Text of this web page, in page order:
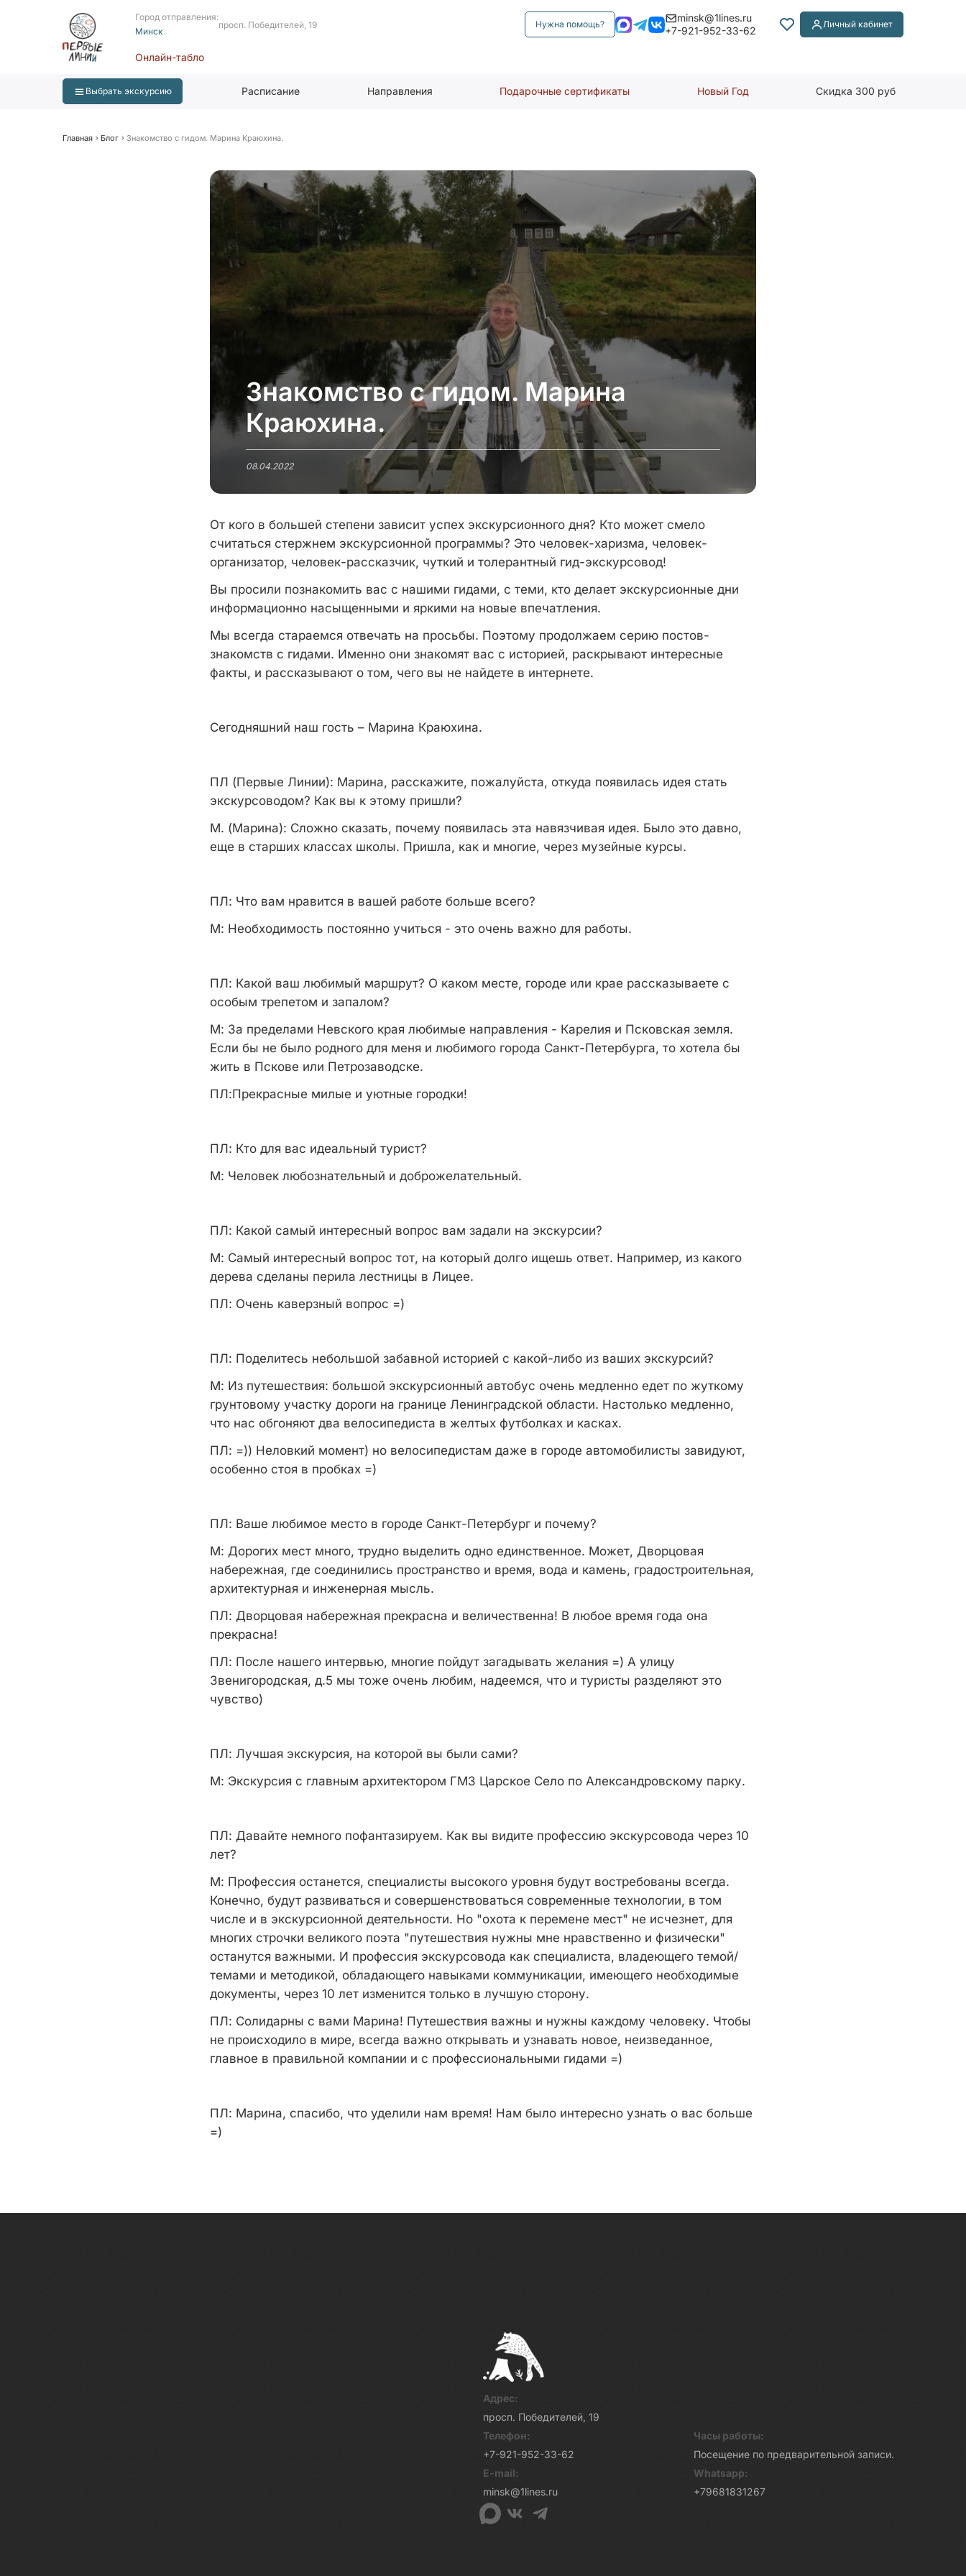
Город отправления:
Минск
просп. Победителей, 19 Нужна помощь?
minsk@1lines.ru
+7-921-952-33-62
Личный кабинет
Онлайн-табло
Выбрать экскурсию Расписание Направления Подарочные сертификаты Новый Год Скидка 300 руб
Главная Блог Знакомство с гидом. Марина Краюхина.
Знакомство с гидом. Марина
Краюхина.
08.04.2022
От кого в большей степени зависит успех экскурсионного дня? Кто может смело
считаться стержнем экскурсионной программы? Это человек-харизма, человек-
организатор, человек-рассказчик, чуткий и толерантный гид-экскурсовод!
Вы просили познакомить вас с нашими гидами, с теми, кто делает экскурсионные дни
информационно насыщенными и яркими на новые впечатления.
Мы всегда стараемся отвечать на просьбы. Поэтому продолжаем серию постов-
знакомств с гидами. Именно они знакомят вас с историей, раскрывают интересные
факты, и рассказывают о том, чего вы не найдете в интернете.
Сегодняшний наш гость – Марина Краюхина.
ПЛ (Первые Линии): Марина, расскажите, пожалуйста, откуда появилась идея стать
экскурсоводом? Как вы к этому пришли?
М. (Марина): Сложно сказать, почему появилась эта навязчивая идея. Было это давно,
еще в старших классах школы. Пришла, как и многие, через музейные курсы.
ПЛ: Что вам нравится в вашей работе больше всего?
М: Необходимость постоянно учиться - это очень важно для работы.
ПЛ: Какой ваш любимый маршрут? О каком месте, городе или крае рассказываете с
особым трепетом и запалом?
М: За пределами Невского края любимые направления - Карелия и Псковская земля.
Если бы не было родного для меня и любимого города Санкт-Петербурга, то хотела бы
жить в Пскове или Петрозаводске.
ПЛ:Прекрасные милые и уютные городки!
ПЛ: Кто для вас идеальный турист?
М: Человек любознательный и доброжелательный.
ПЛ: Какой самый интересный вопрос вам задали на экскурсии?
М: Самый интересный вопрос тот, на который долго ищешь ответ. Например, из какого
дерева сделаны перила лестницы в Лицее.
ПЛ: Очень каверзный вопрос =)
ПЛ: Поделитесь небольшой забавной историей с какой-либо из ваших экскурсий?
М: Из путешествия: большой экскурсионный автобус очень медленно едет по жуткому
грунтовому участку дороги на границе Ленинградской области. Настолько медленно,
что нас обгоняют два велосипедиста в желтых футболках и касках.
ПЛ: =)) Неловкий момент) но велосипедистам даже в городе автомобилисты завидуют,
особенно стоя в пробках =)
ПЛ: Ваше любимое место в городе Санкт-Петербург и почему?
М: Дорогих мест много, трудно выделить одно единственное. Может, Дворцовая
набережная, где соединились пространство и время, вода и камень, градостроительная,
архитектурная и инженерная мысль.
ПЛ: Дворцовая набережная прекрасна и величественна! В любое время года она
прекрасна!
ПЛ: После нашего интервью, многие пойдут загадывать желания =) А улицу
Звенигородская, д.5 мы тоже очень любим, надеемся, что и туристы разделяют это
чувство)
ПЛ: Лучшая экскурсия, на которой вы были сами?
М: Экскурсия с главным архитектором ГМЗ Царское Село по Александровскому парку.
ПЛ: Давайте немного пофантазируем. Как вы видите профессию экскурсовода через 10
лет?
М: Профессия останется, специалисты высокого уровня будут востребованы всегда.
Конечно, будут развиваться и совершенствоваться современные технологии, в том
числе и в экскурсионной деятельности. Но "охота к перемене мест" не исчезнет, для
многих строчки великого поэта "путешествия нужны мне нравственно и физически"
останутся важными. И профессия экскурсовода как специалиста, владеющего темой/
темами и методикой, обладающего навыками коммуникации, имеющего необходимые
документы, через 10 лет изменится только в лучшую сторону.
ПЛ: Солидарны с вами Марина! Путешествия важны и нужны каждому человеку. Чтобы
не происходило в мире, всегда важно открывать и узнавать новое, неизведанное,
главное в правильной компании и с профессиональными гидами =)
ПЛ: Марина, спасибо, что уделили нам время! Нам было интересно узнать о вас больше
=)
Адрес:
просп. Победителей, 19
Телефон:
+7-921-952-33-62
Часы работы:
Посещение по предварительной записи.
E-mail:
minsk@1lines.ru
Whatsapp:
+79681831267